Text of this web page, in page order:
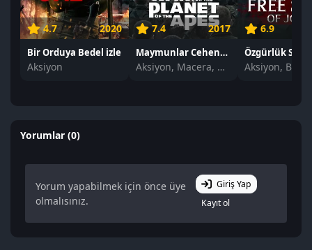
4.7 2020
Bir Orduya Bedel izle
Aksiyon
7.4 2017
Maymunlar Cehennemi: Savaş izle
Aksiyon, Macera, Dram
6.9
Yorumlar (0)
Yorum yapabilmek için önce üye
olmalısınız.
Giriş Yap
Kayıt ol